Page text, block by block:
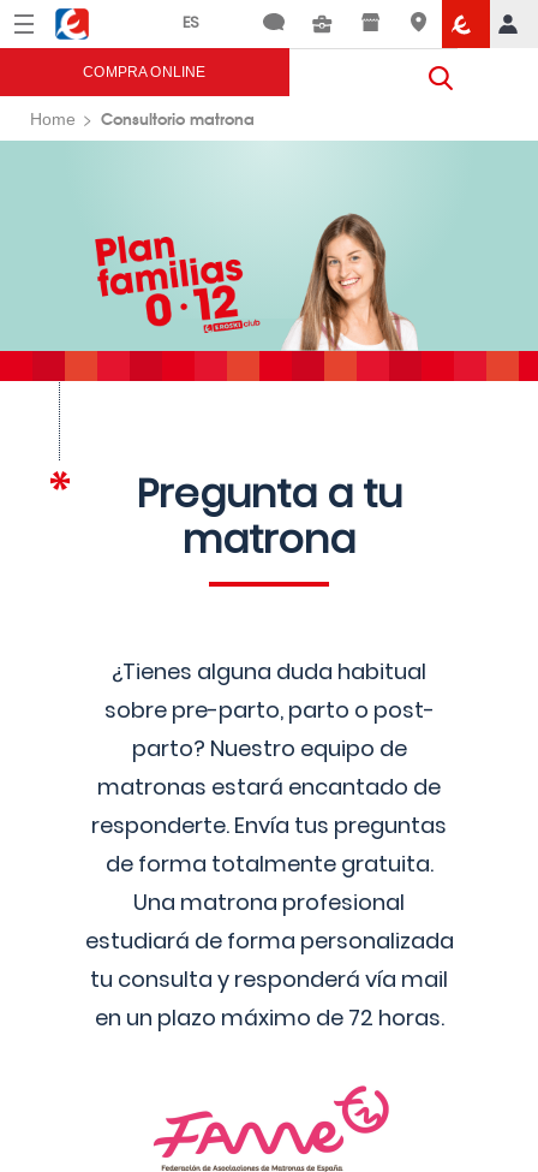
Menú Eroski
COMPRA ONLINE
Home Consultorio matrona
Pregunta a tu
matrona
¿Tienes alguna duda habitual
sobre pre-parto, parto o post-
parto? Nuestro equipo de
matronas estará encantado de
responderte. Envía tus preguntas
de forma totalmente gratuita.
Una matrona profesional
estudiará de forma personalizada
tu consulta y responderá vía mail
en un plazo máximo de 72 horas.